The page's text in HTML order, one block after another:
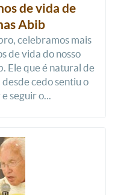
de vida de
Abib
celebramos mais
de vida do nosso
Ele que é natural de
cedo sentiu o
seguir o...